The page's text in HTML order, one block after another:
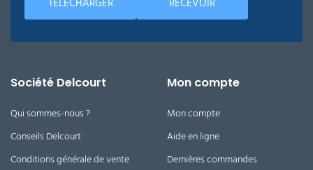
Société Delcourt
Qui sommes-nous ?
Conseils Delcourt
Conditions générale de vente
Mon compte
Mon compte
Aide en ligne
Dernières commandes